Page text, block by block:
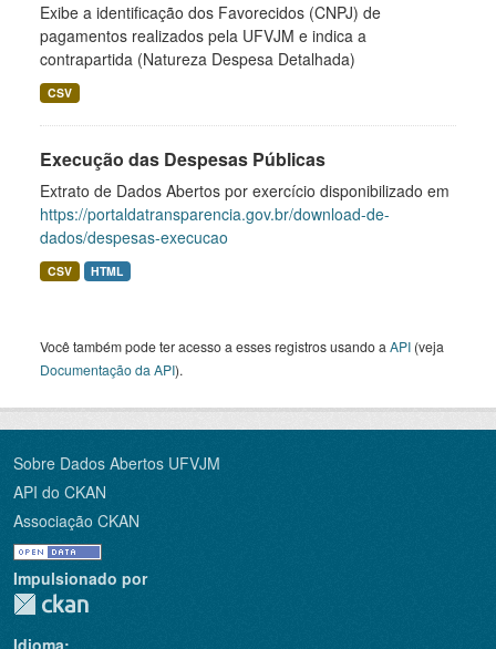
Exibe a identificação dos Favorecidos (CNPJ) de
pagamentos realizados pela UFVJM e indica a
contrapartida (Natureza Despesa Detalhada)
CSV
Execução das Despesas Públicas
Extrato de Dados Abertos por exercício disponibilizado em
https://portaldatransparencia.gov.br/download-de-
dados/despesas-execucao
CSV HTML
Você também pode ter acesso a esses registros usando a API (veja
Documentação da API).
Sobre Dados Abertos UFVJM
API do CKAN
Associação CKAN
Impulsionado por
Idioma